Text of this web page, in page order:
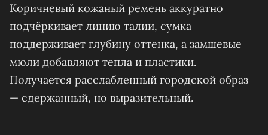
Коричневый кожаный ремень аккуратно
подчёркивает линию талии, сумка
поддерживает глубину оттенка, а замшевые
мюли добавляют тепла и пластики.
Получается расслабленный городской образ
— сдержанный, но выразительный.